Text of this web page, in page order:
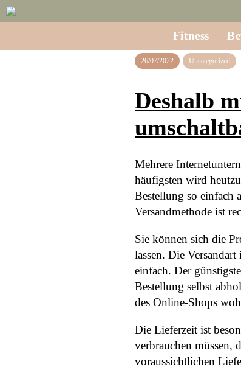
Fitness
26/07/2022 Uncategorized
Deshalb
Mehrere
häufigsten wird
Bestellung so einfach
Versandmethode ist
Sie können sich die
lassen. Die
einfach. Der
Bestellung selbst
des Online-Shops
Die Lieferzeit ist
verbrauchen müssen,
voraussichtlichen